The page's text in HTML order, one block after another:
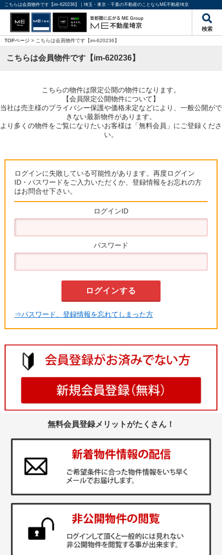
こちらは会員物件です【im-620236】｜埼玉・東京・千葉の不動産のことならME不動産埼京
検索
TOPページ > こちらは会員物件です【im-620236】
こちらは会員物件です【im-620236】
こちらの物件は限定公開の物件になります。
【会員限定公開物件について】
当社は売主様のプライバシー保護や価格未定などにより、一般公開がで
きない最新物件があります。
より多くの物件をご覧になりたいお客様は「無料会員」にご登録くださ
い。
ログインに失敗している可能性があります。再度ログイン
ID・パスワードをご入力いただくか、登録情報をお忘れの方
はお問合せ下さい。
ログインID
パスワード
⇒パスワード、登録情報を忘れてしまった方
無料会員登録メリットがたくさん！